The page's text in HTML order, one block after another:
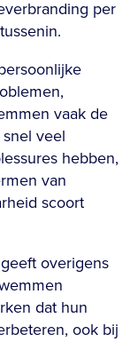
per
vaak de
veel
hebben,
van
scoort
overigens
dat hun
ook bij